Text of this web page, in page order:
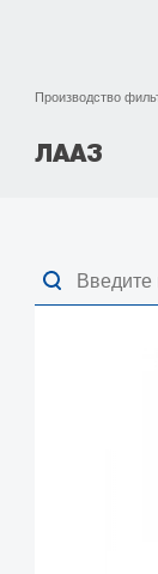
Производство
ЛААЗ